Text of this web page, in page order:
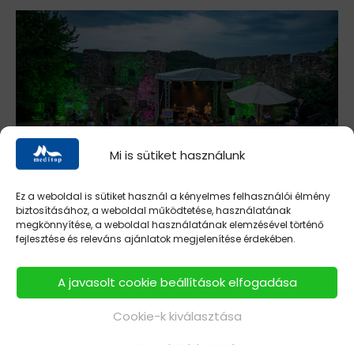
Mi is sütiket használunk
Ez a weboldal is sütiket használ a kényelmes felhasználói élmény
biztosításához, a weboldal működtetése, használatának
megkönnyítése, a weboldal használatának elemzésével történő
fejlesztése és releváns ajánlatok megjelenítése érdekében.
A javasolt cookie beállítások elfogadása
Cookie-k kiválasztása
intestal.hu memorilmite.hu